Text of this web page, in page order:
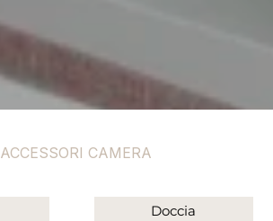
ACCESSORI CAMERA
Doccia